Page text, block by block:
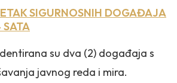
SIGURNOSNIH DOGAĐAJA
su dva (2) događaja s
javnog reda i mira.